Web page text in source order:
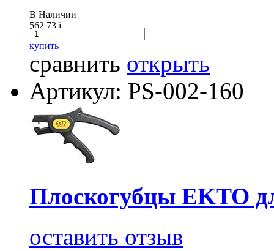
В Наличии
562.73i
купить
сравнить открыть
Артикул: PS-002-160
Плоскогубцы EKTO
оставить отзыв